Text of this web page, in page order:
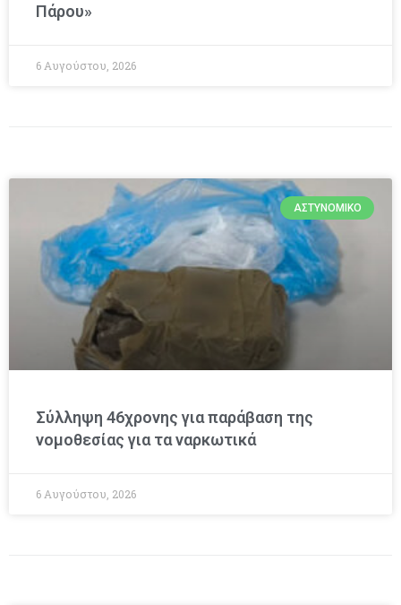
Πάρου»
6 Αυγούστου, 2026
ΑΣΤΥΝΟΜΙΚΌ
Σύλληψη 46χρονης για παράβαση της
νομοθεσίας για τα ναρκωτικά
6 Αυγούστου, 2026